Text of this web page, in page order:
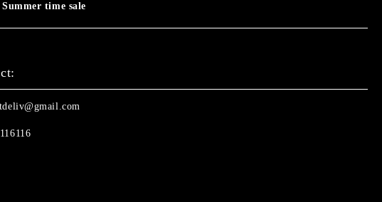
Summer time sale